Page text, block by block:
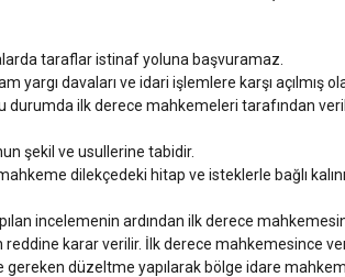
taraflar istinaf yoluna başvuramaz.
yargı davaları ve idari işlemlere karşı açılmış
ilk derece mahkemeleri tarafından
şekil ve usullerine tabidir.
dilekçedeki hitap ve isteklerle bağlı
incelemenin ardından ilk derece
karar verilir. İlk derece mahkemesince
gereken düzeltme yapılarak bölge idare